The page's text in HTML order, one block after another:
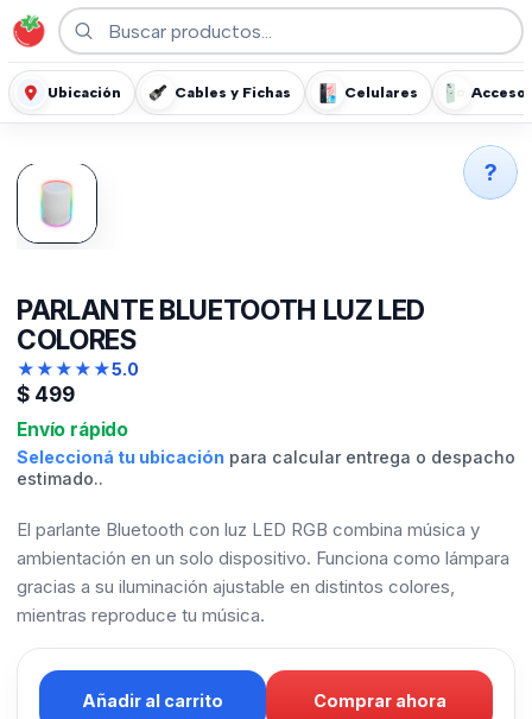
Ubicación Cables y Fichas Celulares
PARLANTE BLUETOOTH LUZ LED
COLORES
★★★★★5.0
$ 499
Envío rápido
Seleccioná tu ubicación para calcular entrega o despacho
estimado..
El parlante Bluetooth con luz LED RGB combina música y
ambientación en un solo dispositivo. Funciona como lámpara
gracias a su iluminación ajustable en distintos colores,
mientras reproduce tu música.
Añadir al carrito Comprar ahora
?